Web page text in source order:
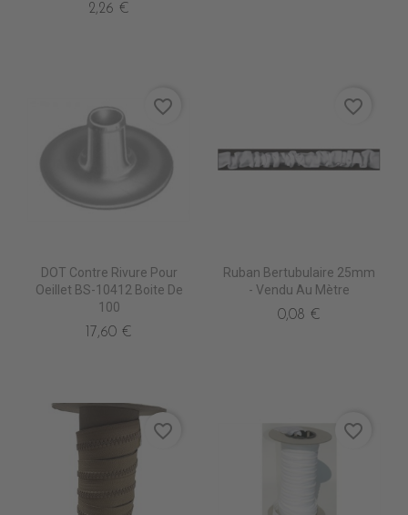
2,26 €
DOT Contre Rivure Pour
Oeillet BS-10412 Boite De
100
17,60 €
favorite_border
Ruban Bertubulaire 25mm
- Vendu Au Mètre
0,08 €
favorite_border
favorite_border favorite_border